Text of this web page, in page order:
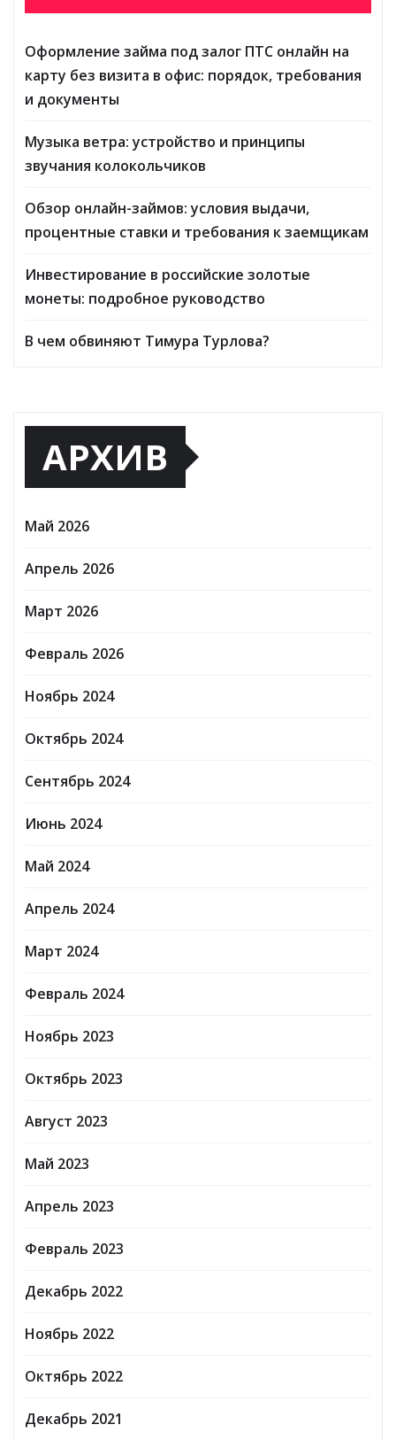
Оформление займа под залог ПТС онлайн на
карту без визита в офис: порядок, требования
и документы
Музыка ветра: устройство и принципы
звучания колокольчиков
Обзор онлайн-займов: условия выдачи,
процентные ставки и требования к заемщикам
Инвестирование в российские золотые
монеты: подробное руководство
В чем обвиняют Тимура Турлова?
АРХИВ
Май 2026
Апрель 2026
Март 2026
Февраль 2026
Ноябрь 2024
Октябрь 2024
Сентябрь 2024
Июнь 2024
Май 2024
Апрель 2024
Март 2024
Февраль 2024
Ноябрь 2023
Октябрь 2023
Август 2023
Май 2023
Апрель 2023
Февраль 2023
Декабрь 2022
Ноябрь 2022
Октябрь 2022
Декабрь 2021